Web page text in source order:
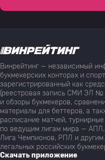
Винрейтинг — независимый
букмекерских конторах и
зарегистрированный как
(реестровая запись СМИ ЭЛ №
и обзоры букмекеров,
материалы для беттеров, а
расписание матчей,
по ведущим лигам мира —
Лига Чемпионов, РПЛ и
легальных российских
Скачать приложение